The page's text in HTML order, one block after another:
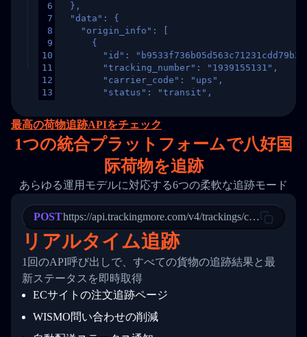
6
7
8
9
10
11
12
13
15
16
17
18
20
21
22
23
24
25
26
27
28
29
30
31
  },
  "data": {
    "origin_info": [
      {
"id":
        "tracking_number": "1939155131",
        "carrier_code": "ups",
        "status": "transit",
"destination_country": "United
        "itemTimeLength": 2,
        "weblink": "",
        "phone": null,
        "trackinfo": [
          {
            "Date": "2017-03-08 04: 22: 00",
"StatusDescription": "Departed
"Details": "Departed Facility
          },
          {
            "Date": "2017-03-06 15:28:00",
"StatusDescription": "Shipment
"Details": "BEIJING-
          }
        ]
      }
最高の荷物追跡APIをチェック
1つの統合プラットフォームで八好国
际荷物を追跡
あらゆる運用モデルに対応する6つの柔軟な追跡モード
POSThttps://api.trackingmore.com/v4/trackings/create
リアルタイム追跡
1回のAPI呼び出しで、すべての貨物の追跡結果と最
新ステータスを即時取得
ECサイトの注文追跡ページ
WISMO問い合わせの削減